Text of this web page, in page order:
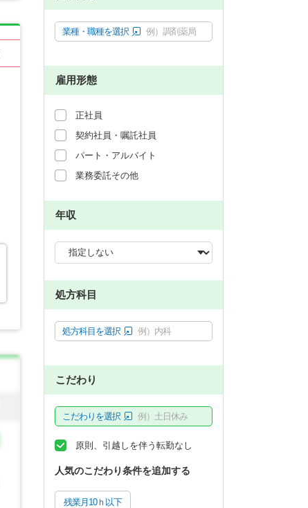
業種・職種を選択 例）調剤薬局
雇用形態
正社員
契約社員・嘱託社員
パート・アルバイト
業務委託その他
年収
処方科目
処方科目を選択 例）内科
こだわり
こだわりを選択 例）土日休み
原則、引越しを伴う転勤なし
人気のこだわり条件を追加する
残業月10ｈ以下